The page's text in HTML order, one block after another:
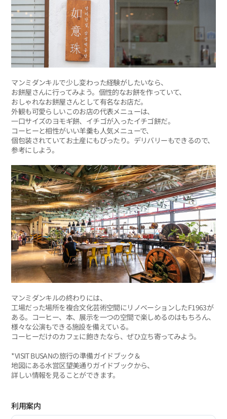
マンミダンキルで少し変わった経験がしたいなら、
お餅屋さんに行ってみよう。個性的なお餅を作っていて、
おしゃれなお餅屋さんとして有名なお店だ。
外観も可愛らしいこのお店の代表メニューは、
一口サイズのヨモギ餅、イチゴが入ったイチゴ餅だ。
コーヒーと相性がいい羊羹も人気メニューで、
個包装されていてお土産にもぴったり。デリバリーもできるので、
参考にしよう。
マンミダンキルの終わりには、
工場だった場所を複合文化芸術空間にリノベーションしたF1963が
ある。コーヒー、本、展示を一つの空間で楽しめるのはもちろん、
様々な公演もできる施設を備えている。
コーヒーだけのカフェに飽きたなら、ぜひ立ち寄ってみよう。
*VISIT BUSANの旅行の準備ガイドブック＆
地図にある水営区望美通りガイドブックから、
詳しい情報を見ることができます。
利用案内